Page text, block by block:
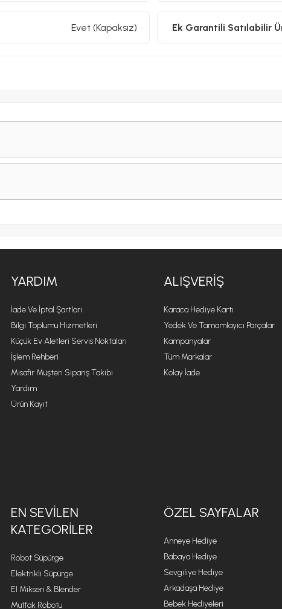
Evet (Kapaksız) Ek Garantili Satılabilir
YARDIM
İade Ve İptal Şartları
Bilgi Toplumu Hizmetleri
Küçük Ev Aletleri Servis Noktaları
İşlem Rehberi
Misafir Müşteri Sipariş Takibi
Yardım
Ürün Kayıt
ALIŞVERIŞ
Karaca Hediye Kartı
Yedek Ve Tamamlayıcı Parçalar
Kampanyalar
Tüm Markalar
Kolay İade
EN SEVILEN
KATEGORILER
Robot Süpürge
Elektrikli Süpürge
El Mikseri & Blender
Mutfak Robotu
ÖZEL SAYFALAR
Anneye Hediye
Babaya Hediye
Sevgiliye Hediye
Arkadaşa Hediye
Bebek Hediyeleri